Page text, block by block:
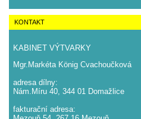
KONTAKT
KABINET VÝTVARKY
Mgr.Markéta König Cvachoučková
adresa dílny:
Nám.Míru 40, 344 01 Domažlice
fakturační adresa: